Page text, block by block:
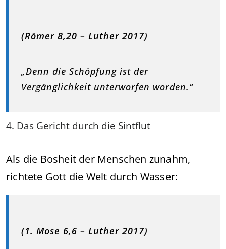
(Römer 8,20 – Luther 2017)
„Denn die Schöpfung ist der
Vergänglichkeit unterworfen worden.“
4. Das Gericht durch die Sintflut
Als die Bosheit der Menschen zunahm,
richtete Gott die Welt durch Wasser:
(1. Mose 6,6 – Luther 2017)